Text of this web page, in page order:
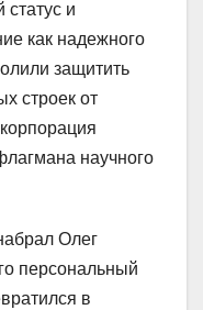
и
как надежного
защитить
строек от
научного
Олег
персональный
в